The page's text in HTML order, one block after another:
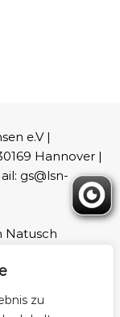
zu
e.V |
Hannover |
gs@lsn-
Natusch